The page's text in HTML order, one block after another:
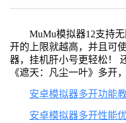
MuMu模拟器12支持
开的上限就越高，并且可
器，挂机肝小号更轻松！
《遮天：凡尘一叶》多开
安卓模拟器多开功能
安卓模拟器多开性能